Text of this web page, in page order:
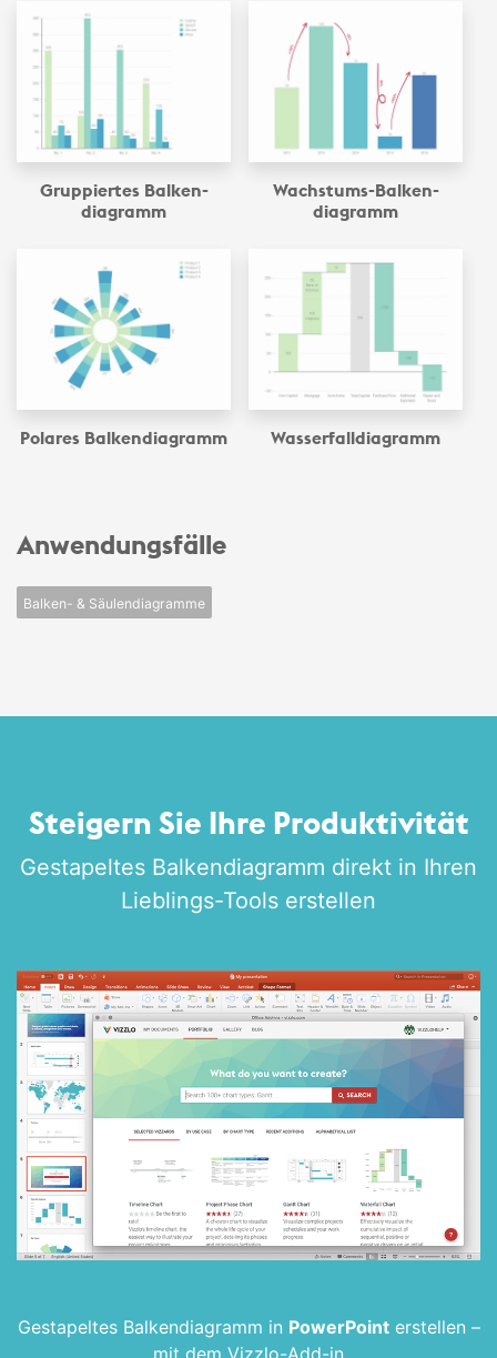
Gruppiertes Balken­
diagramm
Wachstums-Balken­
diagramm
Polares Balken­diagramm Wasserfall­diagramm
Anwendungsfälle
Balken- & Säulendiagramme
Steigern Sie Ihre Produktivität
Gestapeltes Balken­diagramm direkt in Ihren
Lieblings-Tools erstellen
Gestapeltes Balken­diagramm in PowerPointerstellen –
mit dem Vizzlo-Add-in